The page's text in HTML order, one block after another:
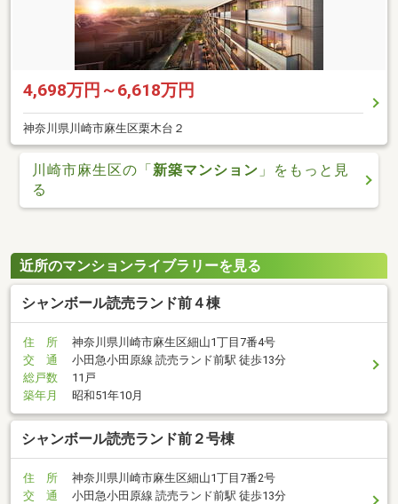
4,698万円～6,618万円
神奈川県川崎市麻生区栗木台２
川崎市麻生区の「新築マンション 」をもっと見
る
近所のマンションライブラリーを見る
シャンボール読売ランド前４棟
住 所
神奈川県川崎市麻生区細山1丁目7番4号
交 通
小田急小田原線 読売ランド前駅 徒歩13分
総戸数
11戸
築年月
昭和51年10月
シャンボール読売ランド前２号棟
住 所
神奈川県川崎市麻生区細山1丁目7番2号
交 通
小田急小田原線 読売ランド前駅 徒歩13分